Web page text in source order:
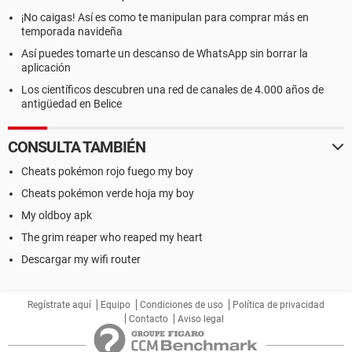
¡No caigas! Así es como te manipulan para comprar más en
temporada navideña
Así puedes tomarte un descanso de WhatsApp sin borrar la
aplicación
Los científicos descubren una red de canales de 4.000 años de
antigüedad en Belice
CONSULTA TAMBIÉN
Cheats pokémon rojo fuego my boy
Cheats pokémon verde hoja my boy
My oldboy apk
The grim reaper who reaped my heart
Descargar my wifi router
Regístrate aquí Equipo Condiciones de uso
Política de privacidad
Contacto
Aviso legal